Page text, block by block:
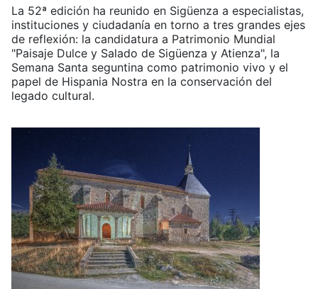
La 52ª edición ha reunido en Sigüenza a especialistas,
instituciones y ciudadanía en torno a tres grandes ejes
de reflexión: la candidatura a Patrimonio Mundial
"Paisaje Dulce y Salado de Sigüenza y Atienza", la
Semana Santa seguntina como patrimonio vivo y el
papel de Hispania Nostra en la conservación del
legado cultural.